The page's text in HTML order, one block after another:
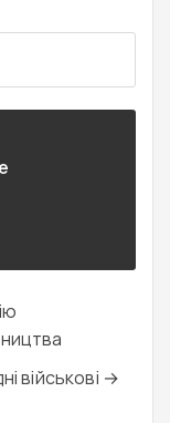
військові →